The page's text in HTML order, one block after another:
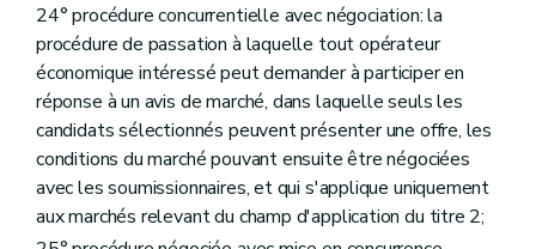
24° procédure concurrentielle avec négociation: la
procédure de passation à laquelle tout opérateur
économique intéressé peut demander à participer en
réponse à un avis de marché, dans laquelle seuls les
candidats sélectionnés peuvent présenter une offre, les
conditions du marché pouvant ensuite être négociées
avec les soumissionnaires, et qui s'applique uniquement
aux marchés relevant du champ d'application du titre 2;